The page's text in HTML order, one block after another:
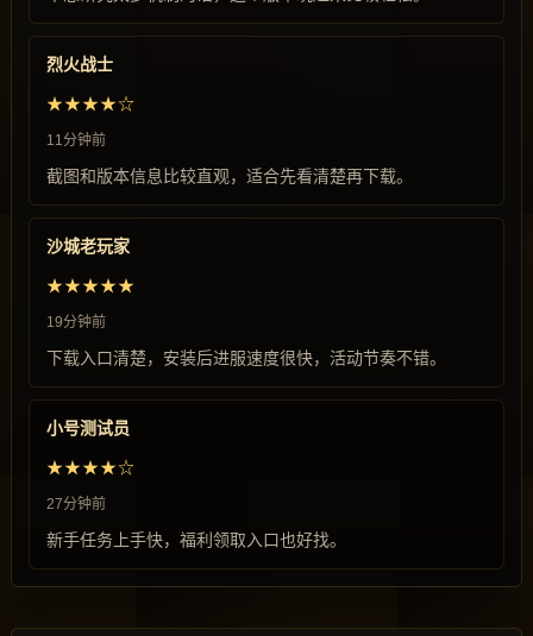
烈火战士
★★★★☆
11分钟前
截图和版本信息比较直观，适合先看清楚再下载。
沙城老玩家
★★★★★
19分钟前
下载入口清楚，安装后进服速度很快，活动节奏不错。
小号测试员
★★★★☆
27分钟前
新手任务上手快，福利领取入口也好找。